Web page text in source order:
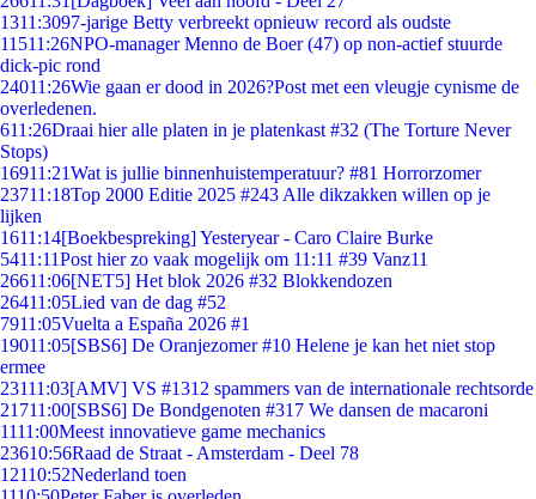
1311:3097-jarige Betty verbreekt opnieuw record als oudste
11511:26NPO-manager Menno de Boer (47) op non-actief stuurde
dick-pic rond
24011:26Wie gaan er dood in 2026?Post met een vleugje cynisme de
overledenen.
611:26Draai hier alle platen in je platenkast #32 (The Torture Never
Stops)
16911:21Wat is jullie binnenhuistemperatuur? #81 Horrorzomer
23711:18Top 2000 Editie 2025 #243 Alle dikzakken willen op je
lijken
1611:14[Boekbespreking] Yesteryear - Caro Claire Burke
5411:11Post hier zo vaak mogelijk om 11:11 #39 Vanz11
26611:06[NET5] Het blok 2026 #32 Blokkendozen
26411:05Lied van de dag #52
7911:05Vuelta a España 2026 #1
19011:05[SBS6] De Oranjezomer #10 Helene je kan het niet stop
ermee
23111:03[AMV] VS #1312 spammers van de internationale rechtsorde
21711:00[SBS6] De Bondgenoten #317 We dansen de macaroni
1111:00Meest innovatieve game mechanics
23610:56Raad de Straat - Amsterdam - Deel 78
12110:52Nederland toen